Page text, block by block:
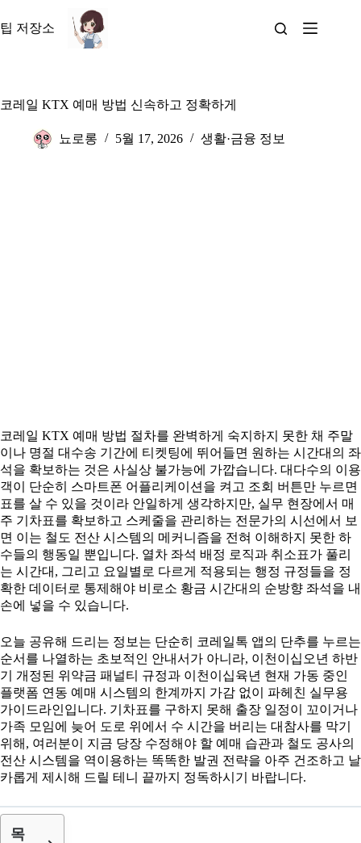
문
뛰
팁 저장소
코레일 KTX 예매 방법 신속하고 정확하게
뇨로롱 5월 17, 2026 생활·금융 정보
코레일 KTX 예매 방법 절차를 완벽하게 숙지하지 못한 채 주말
이나 명절 대수송 기간에 티켓팅에 뛰어들면 원하는 시간대의 좌
석을 확보하는 것은 사실상 불가능에 가깝습니다. 대다수의 이용
객이 단순히 스마트폰 어플리케이션을 켜고 조회 버튼만 누르면
표를 살 수 있을 것이라 안일하게 생각하지만, 실무 현장에서 매
주 기차표를 확보하고 스케줄을 관리하는 전문가의 시선에서 보
면 이는 철도 전산 시스템의 메커니즘을 전혀 이해하지 못한 하
수들의 행동일 뿐입니다. 열차 좌석 배정 로직과 취소표가 풀리
는 시간대, 그리고 요일별로 다르게 적용되는 행정 규정들을 정
확한 데이터로 통제해야 비로소 황금 시간대의 순방향 좌석을 내
손에 넣을 수 있습니다.
오늘 공유해 드리는 정보는 단순히 코레일톡 앱의 단추를 누르는
순서를 나열하는 초보적인 안내서가 아니라, 이천이십오년 하반
기 개정된 위약금 패널티 규정과 이천이십육년 현재 가동 중인
플랫폼 연동 예매 시스템의 한계까지 가감 없이 파헤친 실무용
가이드라인입니다. 기차표를 구하지 못해 출장 일정이 꼬이거나
가족 모임에 늦어 도로 위에서 수 시간을 버리는 대참사를 막기
위해, 여러분이 지금 당장 수정해야 할 예매 습관과 철도 공사의
전산 시스템을 역이용하는 똑똑한 발권 전략을 아주 건조하고 날
카롭게 제시해 드릴 테니 끝까지 정독하시기 바랍니다.
목